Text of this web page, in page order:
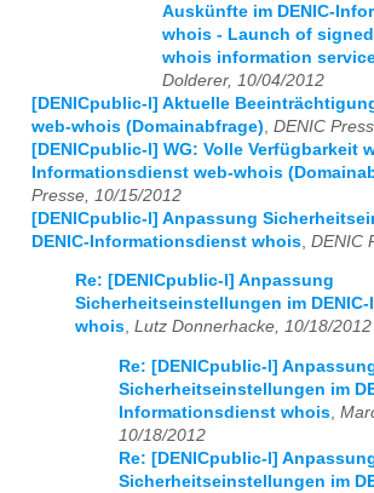
Auskünfte im DENIC-
whois - Launch of
whois information
Dolderer, 10/04/2012
[DENICpublic-l] Aktuelle
web-whois (Domainabfrage) DENIC
[DENICpublic-l] WG: Volle Verfügbarkeit
Informationsdienst web-whois
Presse, 10/15/2012
[DENICpublic-l] Anpassung
DENIC-Informationsdienst whois DENIC
Re: [DENICpublic-l] Anpassung
Sicherheitseinstellungen im
whois, Lutz Donnerhacke, 10/18/2012
Re: [DENICpublic-l]
Sicherheitseinstellungen im
Informationsdienst whois,
10/18/2012
Re: [DENICpublic-l]
Sicherheitseinstellungen im